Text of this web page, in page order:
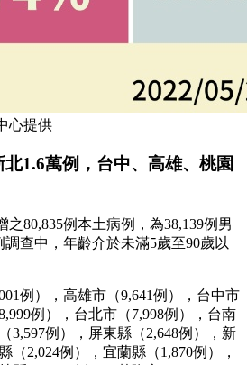
心提供
1.6萬例，台中、高雄、桃園
80,835例本土病例，為38,139例男
調查中，年齡介於未滿5歲至90歲以
例），高雄市（9,641例），台中市
例），台北市（7,998例），台南
3,597例），屏東縣（2,648例），新
（2,024例），宜蘭縣（1,870例），